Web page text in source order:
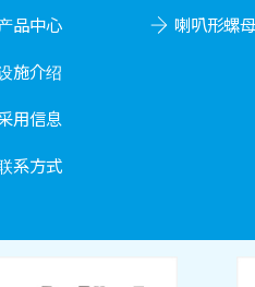
品中心
喇叭形螺母
施介绍
用信息
系方式